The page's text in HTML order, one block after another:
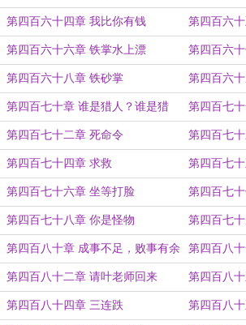
第四百六十四章 我比你有钱 第四百六
第四百六十六章 铁掌水上漂 第四百六
第四百六十八章 铁砂掌 第四百六
第四百七十章 谁是猎人？谁是猎
物？
第四百七
第四百七十二章 死命令 第四百七
第四百七十四章 求救 第四百七
第四百七十六章 坐等打脸 第四百七
第四百七十八章 你是怪物 第四百七
第四百八十章 成事不足，败事有余 第四百八
第四百八十二章 请叶老师回来 第四百八
第四百八十四章 三连跌 第四百八